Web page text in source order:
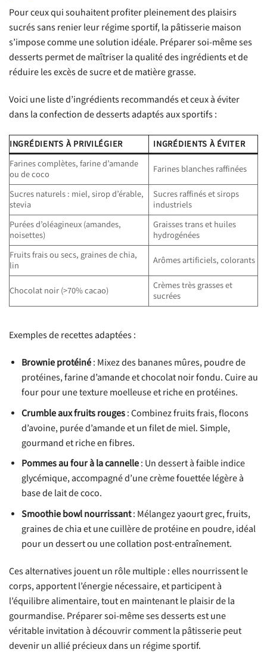
Pour ceux qui souhaitent profiter pleinement des plaisirs
sucrés sans renier leur régime sportif, la pâtisserie maison
s’impose comme une solution idéale. Préparer soi-même ses
desserts permet de maîtriser la qualité des ingrédients et de
réduire les excès de sucre et de matière grasse.
Voici une liste d’ingrédients recommandés et ceux à éviter
dans la confection de desserts adaptés aux sportifs :
INGRÉDIENTS À PRIVILÉGIER
INGRÉDIENTS À ÉVITER
Farines complètes, farine d’amande
ou de coco
Farines blanches raffinées
Sucres naturels : miel, sirop d’érable,
stevia
Sucres raffinés et sirops
industriels
Purées d’oléagineux (amandes,
noisettes)
Graisses trans et huiles
hydrogénées
Fruits frais ou secs, graines de chia,
lin
Arômes artificiels, colorants
Chocolat noir (>70% cacao)
Crèmes très grasses et
sucrées
Exemples de recettes adaptées :
Brownie protéiné: Mixez des bananes mûres, poudre de
protéines, farine d’amande et chocolat noir fondu. Cuire au
four pour une texture moelleuse et riche en protéines.
Crumble aux fruits rouges: Combinez fruits frais, flocons
d’avoine, purée d’amande et un filet de miel. Simple,
gourmand et riche en fibres.
Pommes au four à la cannelle: Un dessert à faible indice
glycémique, accompagné d’une crème fouettée légère à
base de lait de coco.
Smoothie bowl nourrissant: Mélangez yaourt grec, fruits,
graines de chia et une cuillère de protéine en poudre, idéal
pour un dessert ou une collation post-entraînement.
Ces alternatives jouent un rôle multiple : elles nourrissent le
corps, apportent l’énergie nécessaire, et participent à
l’équilibre alimentaire, tout en maintenant le plaisir de la
gourmandise. Préparer soi-même ses desserts est une
véritable invitation à découvrir comment la pâtisserie peut
devenir un allié précieux dans un régime sportif.